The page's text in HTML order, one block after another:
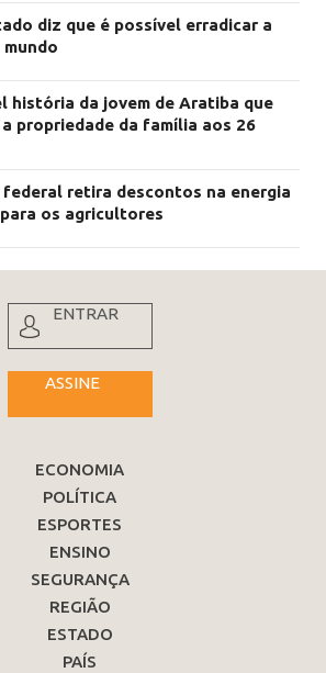
diz que é possível erradicar a
história da jovem de Aratiba que
a propriedade da família aos 26
retira descontos na energia
os agricultores
ENTRAR
ASSINE
ECONOMIA
POLÍTICA
ESPORTES
ENSINO
SEGURANÇA
REGIÃO
ESTADO
PAÍS